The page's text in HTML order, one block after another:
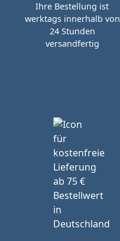
Ihre Bestellung ist
werktags innerhalb von
24 Stunden
versandfertig